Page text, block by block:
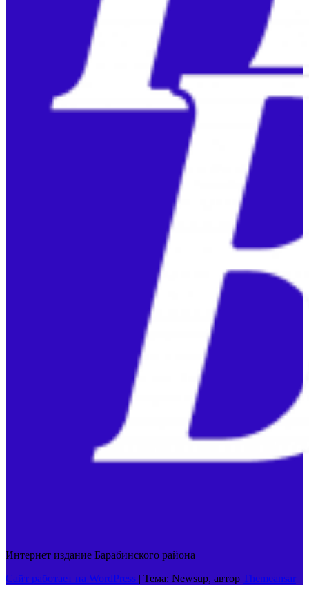
Интернет издание Барабинского района
Сайт работает на WordPress | Тема: Newsup, автор Themeansar